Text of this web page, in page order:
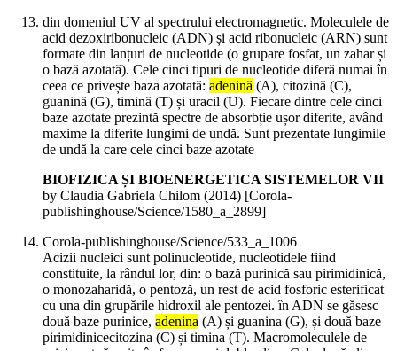
din domeniul UV al spectrului electromagnetic. Moleculele de
acid dezoxiribonucleic (ADN) și acid ribonucleic (ARN) sunt
formate din lanțuri de nucleotide (o grupare fosfat, un zahar și
o bază azotată). Cele cinci tipuri de nucleotide diferă numai în
ceea ce privește baza azotată: adenină (A), citozină (C),
guanină (G), timină (T) și uracil (U). Fiecare dintre cele cinci
baze azotate prezintă spectre de absorbție ușor diferite, având
maxime la diferite lungimi de undă. Sunt prezentate lungimile
de undă la care cele cinci baze azotate
BIOFIZICA ȘI BIOENERGETICA SISTEMELOR VII
by Claudia Gabriela Chilom (2014) [Corola-
publishinghouse/Science/1580_a_2899]
Corola-publishinghouse/Science/533_a_1006
Acizii nucleici sunt polinucleotide, nucleotidele fiind
constituite, la rândul lor, din: o bază purinică sau pirimidinică,
o monozaharidă, o pentoză, un rest de acid fosforic esterificat
cu una din grupările hidroxil ale pentozei. în ADN se găsesc
două baze purinice, adenina (A) și guanina (G), și două baze
pirimidinicecitozina (C) și timina (T). Macromoleculele de